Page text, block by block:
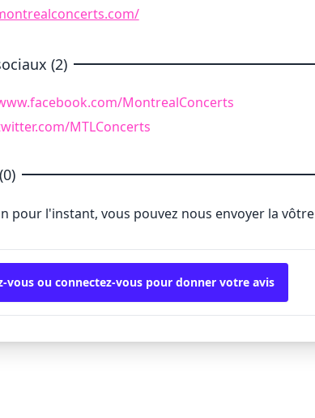
(2)
MontrealConcerts
MTLConcerts
pour l'instant, vous pouvez nous envoyer la vôtre
vous ou connectez-vous pour donner votre avis